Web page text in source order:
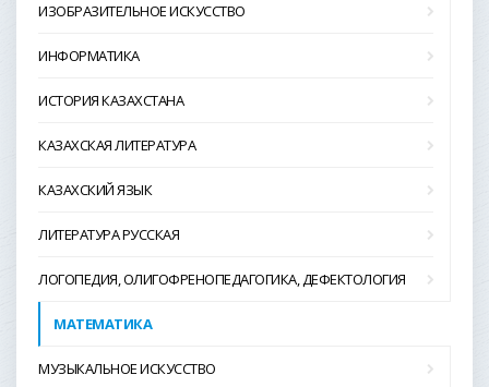
ИЗОБРАЗИТЕЛЬНОЕ ИСКУССТВО
ИНФОРМАТИКА
ИСТОРИЯ КАЗАХСТАНА
КАЗАХСКАЯ ЛИТЕРАТУРА
КАЗАХСКИЙ ЯЗЫК
ЛИТЕРАТУРА РУССКАЯ
ЛОГОПЕДИЯ, ОЛИГОФРЕНОПЕДАГОГИКА, ДЕФЕКТОЛОГИЯ
МАТЕМАТИКА
МУЗЫКАЛЬНОЕ ИСКУССТВО